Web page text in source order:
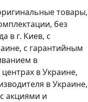
товары,
без
в г. Киев, с
с гарантийным
в
в Украине,
в Украине,
акциями и